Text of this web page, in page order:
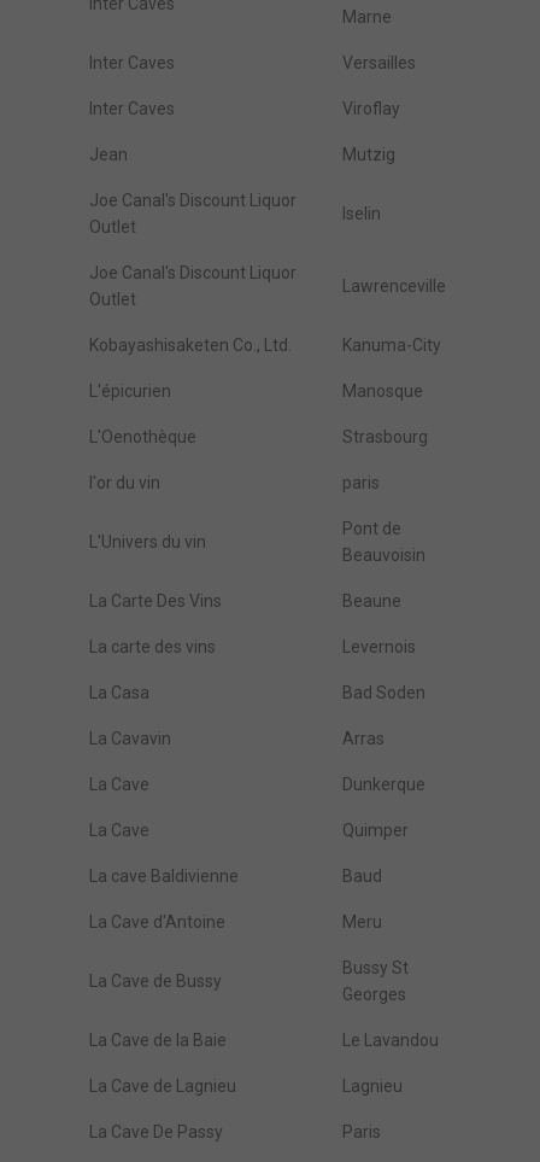
Marne
Inter Caves Versailles
Inter Caves Viroflay
Jean Mutzig
Joe Canal's Discount Liquor
Outlet
Iselin
Joe Canal's Discount Liquor
Outlet
Lawrenceville
Kobayashisaketen Co., Ltd. Kanuma-City
L'épicurien Manosque
L'Oenothèque Strasbourg
l'or du vin paris
L'Univers du vin
Pont de
Beauvoisin
La Carte Des Vins Beaune
La carte des vins Levernois
La Casa Bad Soden
La Cavavin Arras
La Cave Dunkerque
La Cave Quimper
La cave Baldivienne Baud
La Cave d'Antoine Meru
La Cave de Bussy
Bussy St
Georges
La Cave de la Baie Le Lavandou
La Cave de Lagnieu Lagnieu
La Cave De Passy Paris